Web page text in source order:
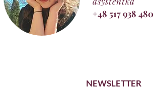
NEWSLETTER
+48 517 938 480